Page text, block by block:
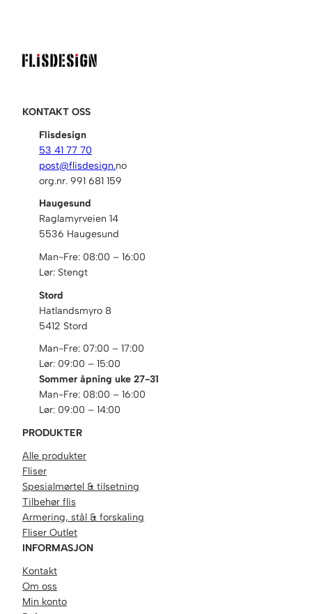
KONTAKT OSS
Flisdesign
53 41 77 70
post@flisdesign.no
org.nr. 991 681 159
Haugesund
Raglamyrveien 14
5536 Haugesund
Man-Fre: 08:00 – 16:00
Lør: Stengt
Stord
Hatlandsmyro 8
5412 Stord
Man-Fre: 07:00 – 17:00
Lør: 09:00 – 15:00
Sommer åpning uke 27-31
Man-Fre: 08:00 – 16:00
Lør: 09:00 – 14:00
PRODUKTER
Alle produkter
Fliser
Spesialmørtel & tilsetning
Tilbehør flis
Armering, stål & forskaling
Fliser Outlet
INFORMASJON
Kontakt
Om oss
Min konto